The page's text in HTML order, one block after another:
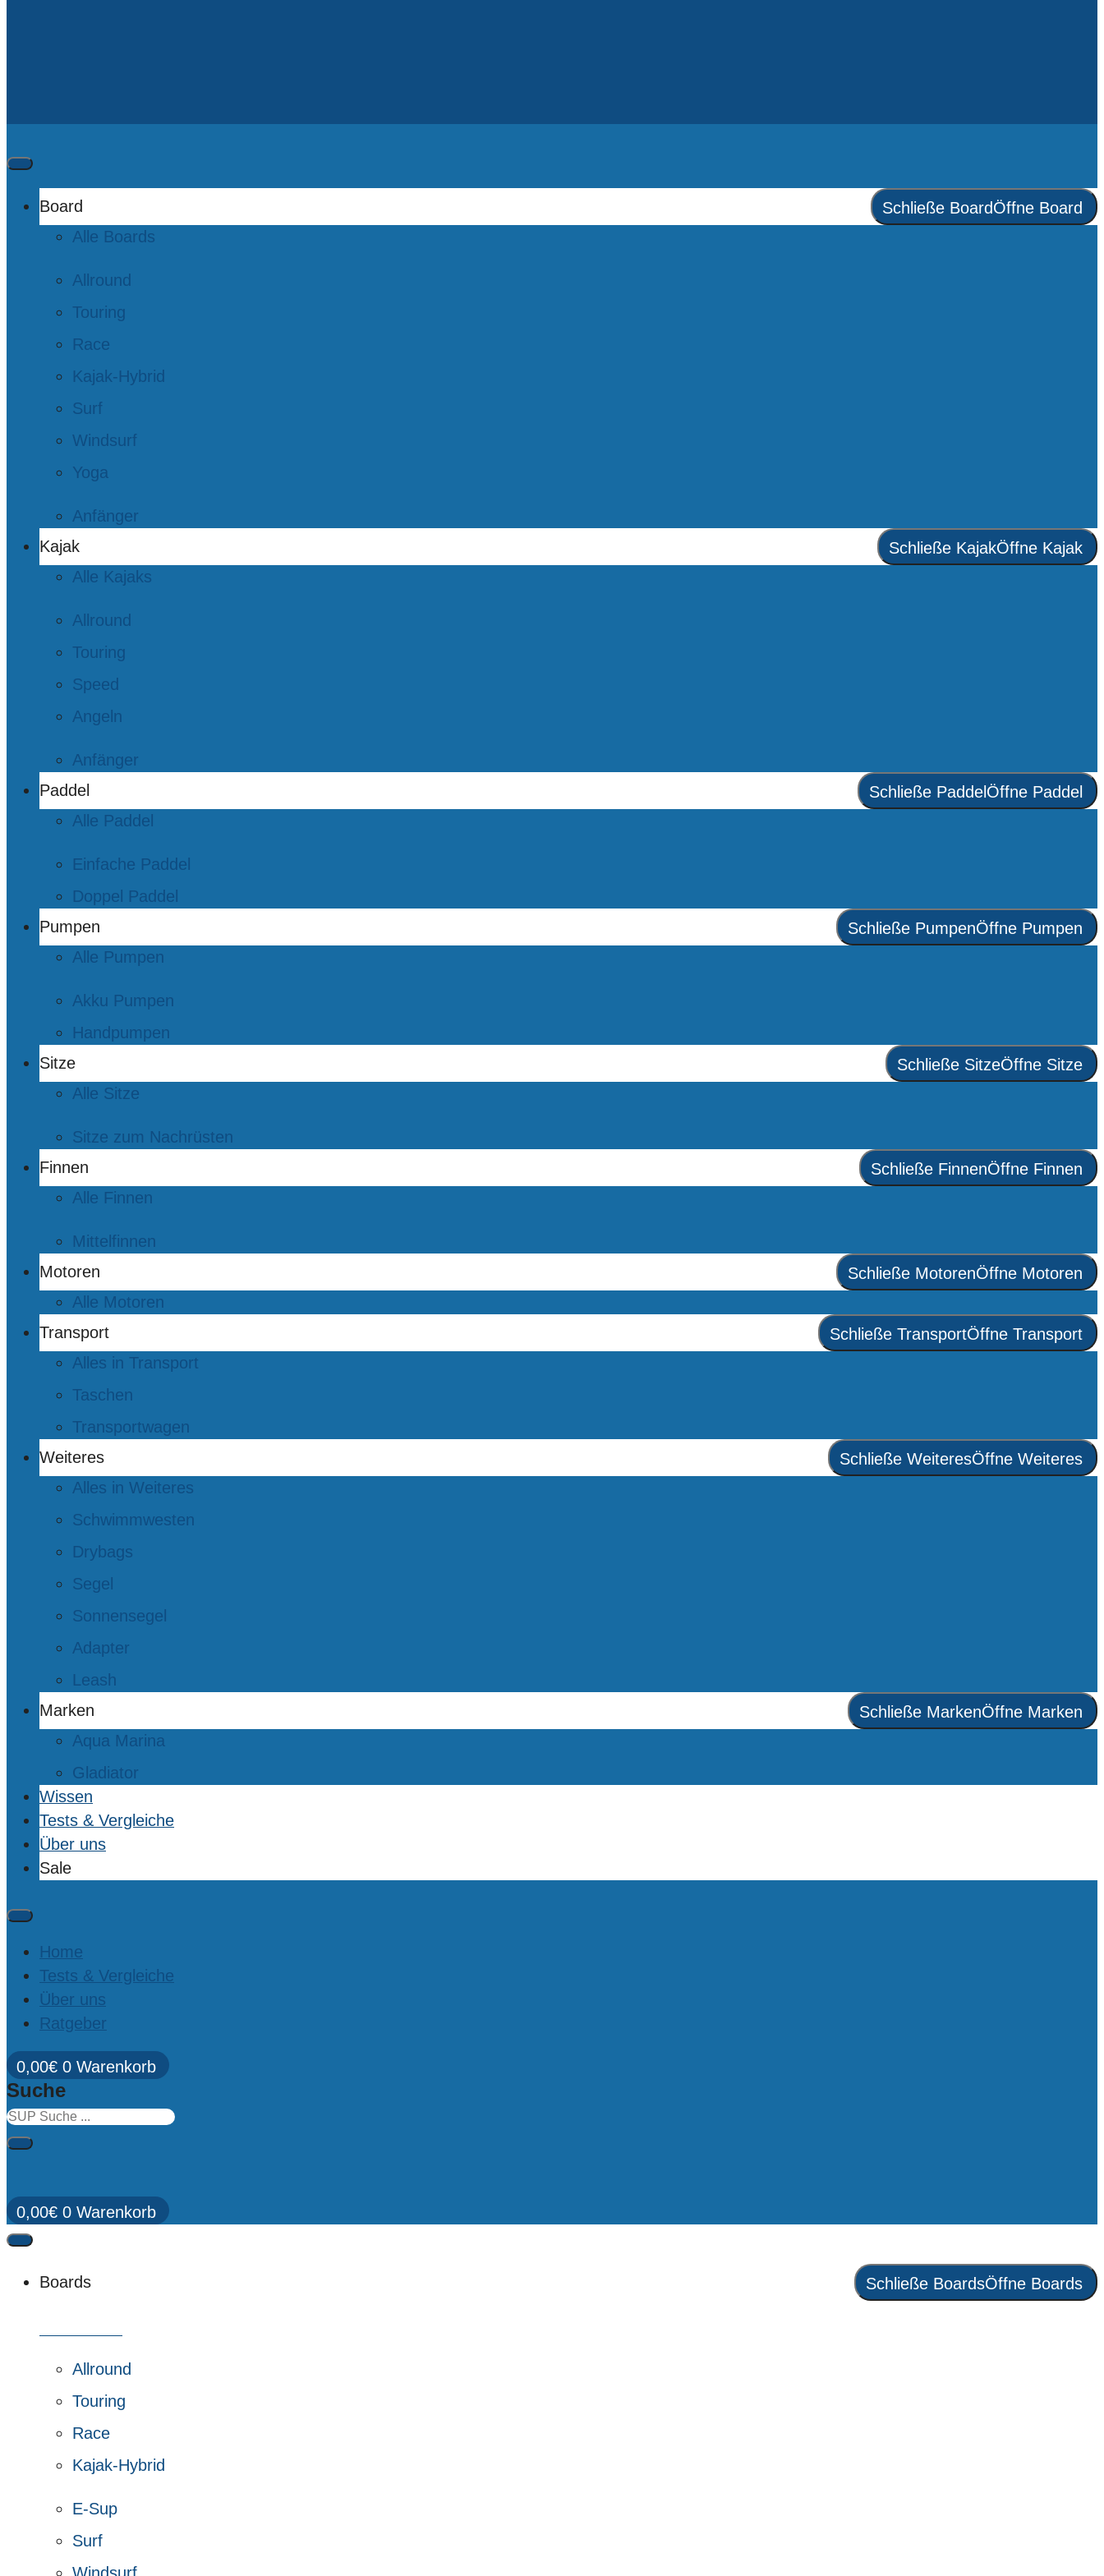
Board Schließe BoardÖffne Board
Alle Boards
Allround
Touring
Race
Kajak-Hybrid
Surf
Windsurf
Yoga
Anfänger
Kajak
Schließe KajakÖffne Kajak
Alle Kajaks
Allround
Touring
Speed
Angeln
Anfänger
Paddel
Schließe Paddel Öffne Paddel
Alle Paddel
Einfache Paddel
Doppel Paddel
Pumpen
Schließe PumpenÖffne Pumpen
Alle Pumpen
Akku Pumpen
Handpumpen
Sitze
Schließe SitzeÖffne Sitze
Alle Sitze
Sitze zum Nachrüsten
Finnen
Schließe FinnenÖffne Finnen
Alle Finnen
Mittelfinnen
Motoren
Schließe MotorenÖffne Motoren
Alle Motoren
Transport
Schließe TransportÖffne Transport
Alles in Transport
Taschen
Transportwagen
Weiteres
Schließe WeiteresÖffne Weiteres
Alles in Weiteres
Schwimmwesten
Drybags
Segel
Sonnensegel
Adapter
Leash
Marken
Schließe MarkenÖffne Marken
Aqua Marina
Gladiator
Wissen
Tests & Vergleiche
Über uns
Sale
Home
Tests & Vergleiche
Über uns
Ratgeber
0,00€ 0 Warenkorb
Suche
0,00€ 0 Warenkorb
Boards Schließe BoardsÖffne Boards
Allround
Touring
Race
Kajak-Hybrid
E-Sup
Surf